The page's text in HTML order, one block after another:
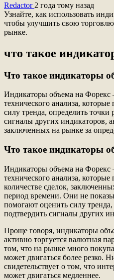
Redactor 2 года тому назад
Узнайте, как использовать
чтобы улучшить свою
рынке.
что такое
Что такое индикаторы
Индикаторы объема на Форекс
технического анализа,
силу тренда, определить точки
сигналы других индикаторов,
заключенных на рынке за
Что такое индикаторы
Индикаторы объема на Форекс
технического анализа,
количестве сделок,
период времени. Они не
помогают оценить силу
подтвердить сигналы других
Проще говоря, индикаторы
активно торгуется валютная
том, что на рынке много
может двигаться более резко.
свидетельствует о том, что
может двигаться медленнее.